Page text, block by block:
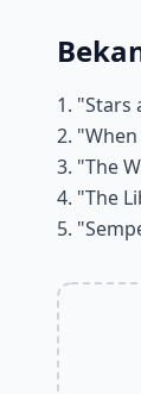
1. "Stars
2.
3. "The
4. "The
5.